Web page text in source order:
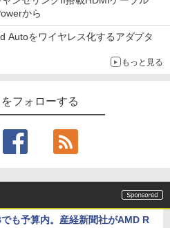
から
Autoをワイヤレス化するアダプタ
もっと見る
フォローする
も予算内。産経新聞社がAMD R